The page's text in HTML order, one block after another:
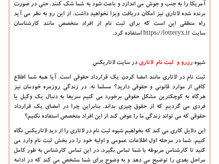
آمریکا را به جنب و جوش می اندازد و باعث شود به شما شک کنند. حتی در صورت
برنده شده لاتاری نیز امکان دریافت ویزا نخواهید داشت. از این رو به نظر می آید
راه منطقی این است که برای ثبت نام از افراد متخصص مانند کارشناسان
سایت https://lotteryx.ir استفاده کرد.
شیوه رزرو و ثبت نام لاتاری در سایت لاتاریکس
ثبت نام در لاتاری مانند امضا کردن یک قرارداد حقوقی است. آیا همه شما اطلاع
کافی از موارد قانونی و حقوقی دارید؟ مسلما نه. در زندگی روزمره خودمان نیز
هرگاه به کوچکترین مشکل حقوقی برخورد می کنیم سریعا به دنبال یک وکیل یا
فردی می گردیم که از حقوق چیزی بداند. بنابراین چرا در امضای یک قرارداد
حقوقی که می تواند زندگی ما را عوض کند از این افراد متخصص استفاده نکنیم؟
این دلایل کاری می کند که بخواهیم شیوه ثبت نام در لاتاری را از دید لاتاریکس نگاه
کنیم. شما در مرحله اول اطلاعات عمومی و اولیه خود را در بخش ثبت نام وارد می
کنید تا کارشناس مربوطه با شما تماس بگیرد. در این تماس کارشناس به طور کامل
مراحل بعدی را توضیح می دهد و به وضوح برای شما مشخص می کند که در ادامه